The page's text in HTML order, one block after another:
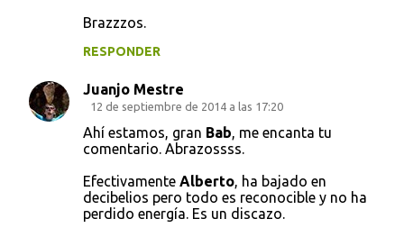
Brazzzos.
RESPONDER
Juanjo Mestre
12 de septiembre de 2014 a las 17:20
Ahí estamos, gran Bab, me encanta tu
comentario. Abrazossss.
Efectivamente Alberto, ha bajado en
decibelios pero todo es reconocible y no ha
perdido energía. Es un discazo.